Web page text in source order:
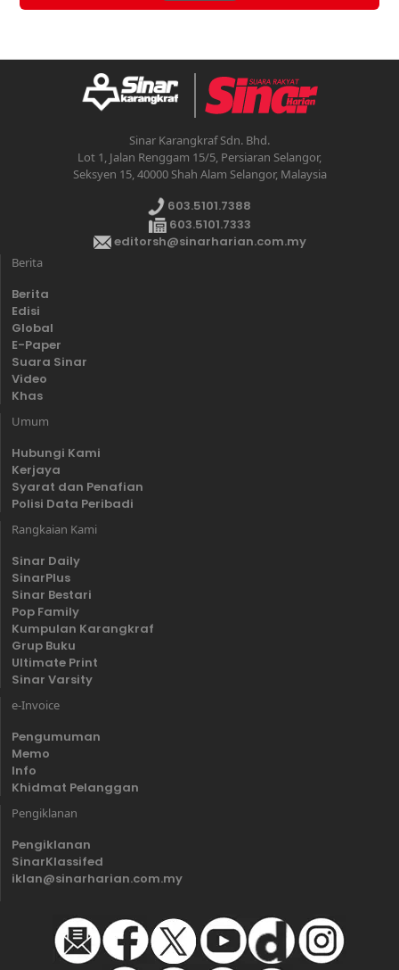
Sinar Karangkraf Sdn. Bhd.
Lot 1, Jalan Renggam 15/5, Persiaran Selangor,
Seksyen 15, 40000 Shah Alam Selangor, Malaysia
603.5101.7388
603.5101.7333
editorsh@sinarharian.com.my
Berita
Berita
Edisi
Global
E-Paper
Suara Sinar
Video
Khas
Umum
Hubungi Kami
Kerjaya
Syarat dan Penafian
Polisi Data Peribadi
Rangkaian Kami
Sinar Daily
SinarPlus
Sinar Bestari
Pop Family
Kumpulan Karangkraf
Grup Buku
Ultimate Print
Sinar Varsity
e-Invoice
Pengumuman
Memo
Info
Khidmat Pelanggan
Pengiklanan
Pengiklanan
SinarKlassifed
iklan@sinarharian.com.my